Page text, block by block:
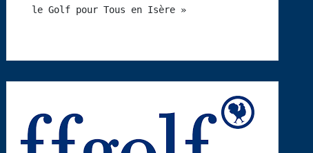
le Golf pour Tous en Isère »